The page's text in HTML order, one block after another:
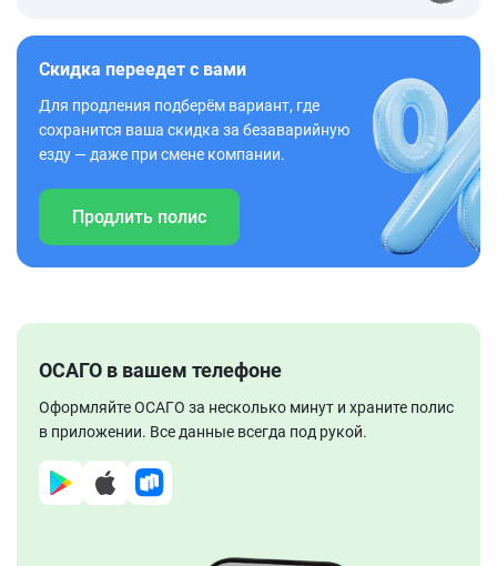
Скидка переедет с вами
Для продления подберём вариант, где
сохранится ваша скидка за безаварийную
езду — даже при смене компании.
Продлить полис
ОСАГО в вашем телефоне
Оформляйте ОСАГО за несколько минут и храните полис
в приложении. Все данные всегда под рукой.